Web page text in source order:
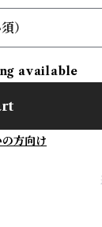
）
available
方向け